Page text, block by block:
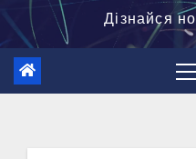
Дізнайся